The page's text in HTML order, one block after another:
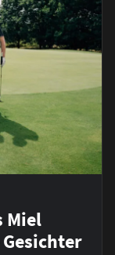
Miel